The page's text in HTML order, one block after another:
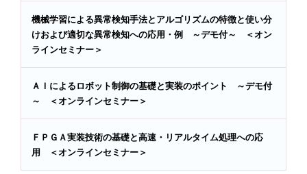
機械学習による異常検知手法とアルゴリズムの特徴と使い分
けおよび適切な異常検知への応用・例 ～デモ付～ ＜オン
ラインセミナー＞
ＡＩによるロボット制御の基礎と実装のポイント ～デモ付
～ ＜オンラインセミナー＞
ＦＰＧＡ実装技術の基礎と高速・リアルタイム処理への応
用 ＜オンラインセミナー＞